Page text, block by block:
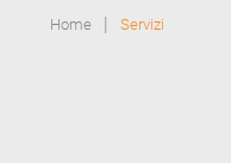
Home | Servizi